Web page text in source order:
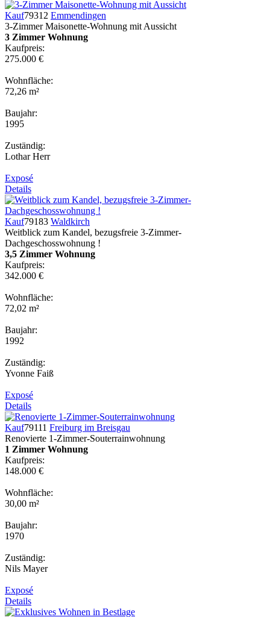
Kauf79312 Emmendingen
3-Zimmer Maisonette-Wohnung mit Aussicht
3 Zimmer Wohnung
Kaufpreis:
275.000 €
Wohnfläche:
72,26 m²
Baujahr:
1995
Zuständig:
Lothar Herr
Exposé
Details
Kauf79183 Waldkirch
Weitblick zum Kandel, bezugsfreie 3-Zimmer-
Dachgeschosswohnung !
3,5 Zimmer Wohnung
Kaufpreis:
342.000 €
Wohnfläche:
72,02 m²
Baujahr:
1992
Zuständig:
Yvonne Faiß
Exposé
Details
Kauf79111 Freiburg im Breisgau
Renovierte 1-Zimmer-Souterrainwohnung
1 Zimmer Wohnung
Kaufpreis:
148.000 €
Wohnfläche:
30,00 m²
Baujahr:
1970
Zuständig:
Nils Mayer
Exposé
Details